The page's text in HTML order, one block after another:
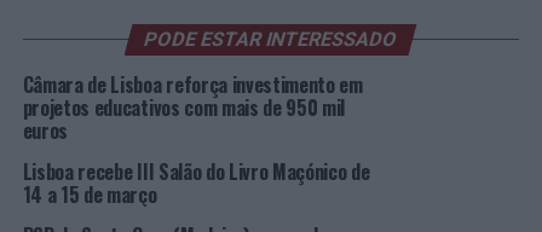
surpreendidos em flagrante delito os suspeitos, que de
forma articulada, perseguiram a vítima até lhe
subtraírem a carteira, avaliada em 60 euros, com
dinheiro, documentos e outros papéis de menor
importância. Sem que a vítima se apercebesse, levaram a
carteira, aproveitando o movimento populacional de
PODE ESTAR INTERESSADO
Câmara de Lisboa reforça investimento em
projetos educativos com mais de 950 mil
euros
Lisboa recebe III Salão do Livro Maçónico de
14 a 15 de março